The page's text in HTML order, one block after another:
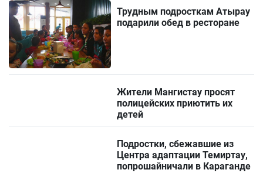
Трудным подросткам Атырау
подарили обед в ресторане
Жители Мангистау просят
полицейских приютить их
детей
Подростки, сбежавшие из
Центра адаптации Темиртау,
попрошайничали в Караганде